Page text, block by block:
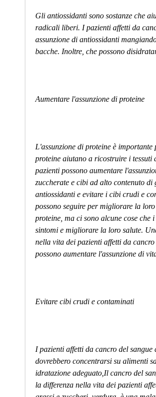
Gli antiossidanti sono sostanze che
radicali liberi. I pazienti affetti da
assunzione di antiossidanti
bacche. Inoltre, che possono
Aumentare l'assunzione di proteine
L'assunzione di proteine ​​è
proteine ​​aiutano a ricostruire i
pazienti possono aumentare
zuccherate e cibi ad alto contenuto
antiossidanti e evitare i cibi crudi e
possono seguire per migliorare la
proteine, ma ci sono alcune cose che
sintomi e migliorare la loro salute.
nella vita dei pazienti affetti da
possono aumentare l'assunzione di
Evitare cibi crudi e contaminati
I pazienti affetti da cancro del
dovrebbero concentrarsi su alimenti
idratazione adeguato,Il cancro del
la differenza nella vita dei pazienti